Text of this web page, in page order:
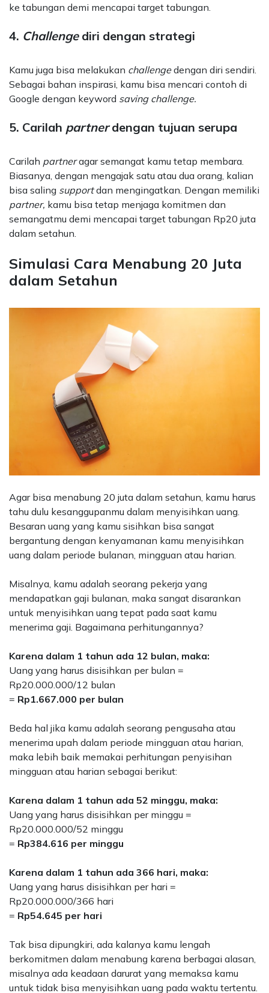
ke tabungan demi mencapai target tabungan.
4. Challengediri dengan strategi
Kamu juga bisa melakukan challengedengan diri sendiri.
Sebagai bahan inspirasi, kamu bisa mencari contoh di
Google dengan keyword saving challenge.
5. Carilah partnerdengan tujuan serupa
Carilah partneragar semangat kamu tetap membara.
Biasanya, dengan mengajak satu atau dua orang, kalian
bisa saling supportdan mengingatkan. Dengan memiliki
partner, kamu bisa tetap menjaga komitmen dan
semangatmu demi mencapai target tabungan Rp20 juta
dalam setahun.
Simulasi Cara Menabung 20 Juta
dalam Setahun
Agar bisa menabung 20 juta dalam setahun , kamu harus
tahu dulu kesanggupanmu dalam menyisihkan uang.
Besaran uang yang kamu sisihkan bisa sangat
bergantung dengan kenyamanan kamu menyisihkan
uang dalam periode bulanan, mingguan atau harian.
Misalnya, kamu adalah seorang pekerja yang
mendapatkan gaji bulanan, maka sangat disarankan
untuk menyisihkan uang tepat pada saat kamu
menerima gaji. Bagaimana perhitungannya?
Karena dalam 1 tahun ada 12 bulan, maka:
Uang yang harus disisihkan per bulan =
Rp20.000.000/12 bulan
= Rp1.667.000 per bulan
Beda hal jika kamu adalah seorang pengusaha atau
menerima upah dalam periode mingguan atau harian,
maka lebih baik memakai perhitungan penyisihan
mingguan atau harian sebagai berikut:
Karena dalam 1 tahun ada 52 minggu, maka:
Uang yang harus disisihkan per minggu =
Rp20.000.000/52 minggu
= Rp384.616 per minggu
Karena dalam 1 tahun ada 366 hari, maka:
Uang yang harus disisihkan per hari =
Rp20.000.000/366 hari
= Rp54.645 per hari
Tak bisa dipungkiri, ada kalanya kamu lengah
berkomitmen dalam menabung karena berbagai alasan,
misalnya ada keadaan darurat yang memaksa kamu
untuk tidak bisa menyisihkan uang pada waktu tertentu.